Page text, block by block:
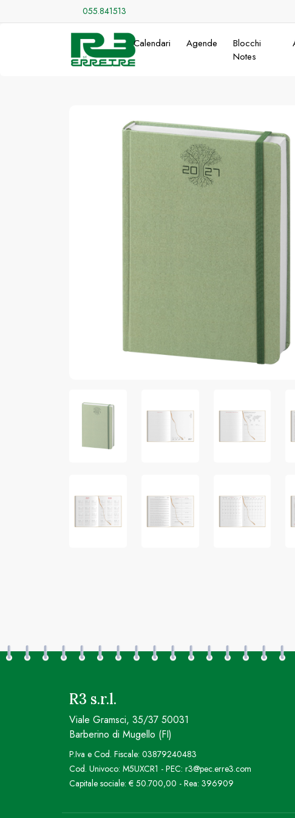
055.841513
Calendari Agende
Blocchi
Notes
R3 s.r.l.
Viale Gramsci, 35/37 50031
Barberino di Mugello (FI)
P.Iva e Cod. Fiscale: 03879240483
Cod. Univoco: M5UXCR1 - PEC: r3@pec.erre3.com
Capitale sociale: € 50.700,00 - Rea: 396909